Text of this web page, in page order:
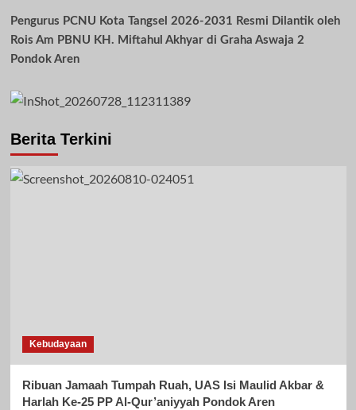
Pengurus PCNU Kota Tangsel 2026-2031 Resmi Dilantik oleh
Rois Am PBNU KH. Miftahul Akhyar di Graha Aswaja 2
Pondok Aren
Berita Terkini
Kebudayaan
Ribuan Jamaah Tumpah Ruah, UAS Isi Maulid Akbar &
Harlah Ke-25 PP Al-Qur’aniyyah Pondok Aren